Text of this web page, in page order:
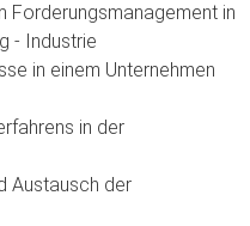
Forderungsmanagement in
- Industrie
in einem Unternehmen
in der
Austausch der